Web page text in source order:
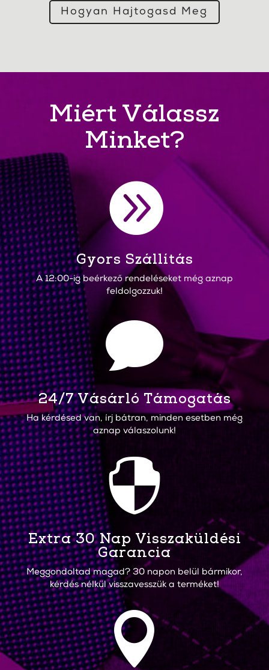
Hogyan Hajtogasd Meg
Miért Válassz
Minket?

Gyors Szállítás
A 12:00-ig beérkező rendeléseket még aznap
feldolgozzuk!

24/7 Vásárló Támogatás
Ha kérdésed van, írj bátran, minden esetben még
aznap válaszolunk!

Extra 30 Nap Visszaküldési
Garancia
Meggondoltad magad? 30 napon belül bármikor,
kérdés nélkül visszavesszük a terméket!
